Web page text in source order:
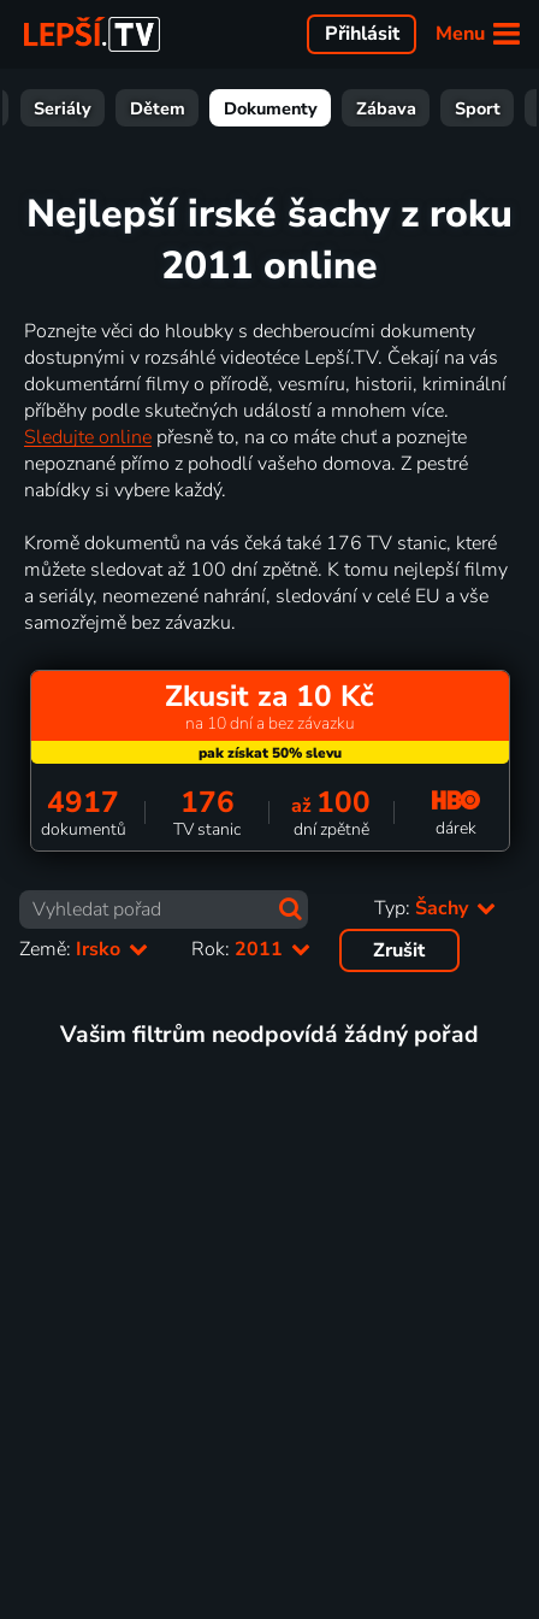
Menu
Přihlásit
Seriály Dětem Dokumenty Zábava Sport
Nejlepší irské šachy z roku
2011 online
Poznejte věci do hloubky s dechberoucími dokumenty
dostupnými v rozsáhlé videotéce Lepší.TV. Čekají na vás
dokumentární filmy o přírodě, vesmíru, historii, kriminální
příběhy podle skutečných událostí a mnohem více.
Sledujte online přesně to, na co máte chuť a poznejte
nepoznané přímo z pohodlí vašeho domova. Z pestré
nabídky si vybere každý.
Kromě dokumentů na vás čeká také 176 TV stanic, které
můžete sledovat až 100 dní zpětně. K tomu nejlepší filmy
a seriály, neomezené nahrání, sledování v celé EU a vše
samozřejmě bez závazku.
Zkusit za 10 Kč
na 10 dní a bez závazku
4917
dokumentů
176
TV stanic
až 100
dní zpětně dárek
Typ: Šachy
Země: Irsko Rok: 2011 Zrušit
Vašim filtrům neodpovídá žádný pořad